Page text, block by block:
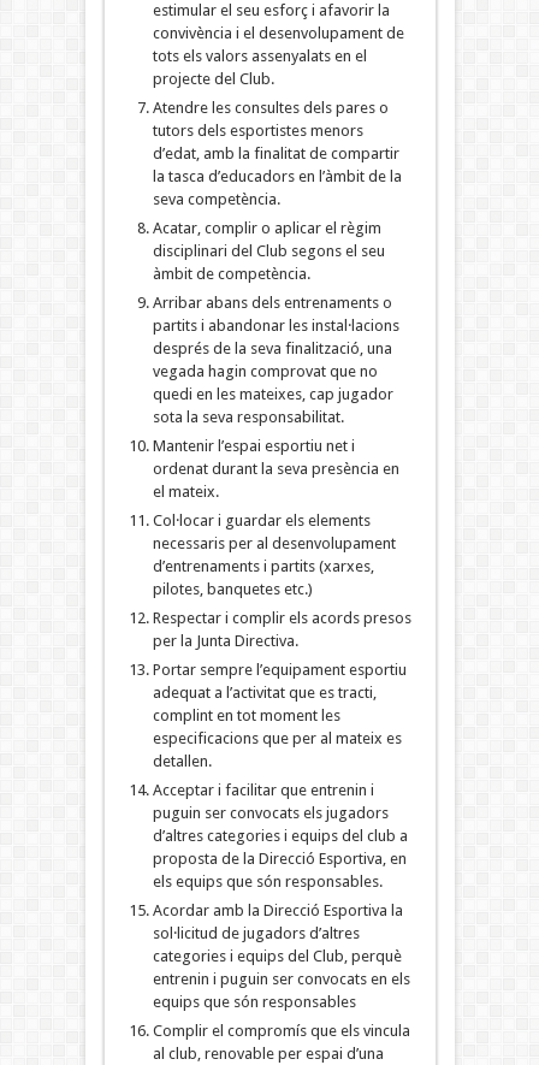
estimular el seu esforç i afavorir la
convivència i el desenvolupament de
tots els valors assenyalats en el
projecte del Club.
Atendre les consultes dels pares o
tutors dels esportistes menors
d’edat, amb la finalitat de compartir
la tasca d’educadors en l’àmbit de la
seva competència.
Acatar, complir o aplicar el règim
disciplinari del Club segons el seu
àmbit de competència.
Arribar abans dels entrenaments o
partits i abandonar les instal·lacions
després de la seva finalització, una
vegada hagin comprovat que no
quedi en les mateixes, cap jugador
sota la seva responsabilitat.
Mantenir l’espai esportiu net i
ordenat durant la seva presència en
el mateix.
Col·locar i guardar els elements
necessaris per al desenvolupament
d’entrenaments i partits (xarxes,
pilotes, banquetes etc.)
Respectar i complir els acords presos
per la Junta Directiva.
Portar sempre l’equipament esportiu
adequat a l’activitat que es tracti,
complint en tot moment les
especificacions que per al mateix es
detallen.
Acceptar i facilitar que entrenin i
puguin ser convocats els jugadors
d’altres categories i equips del club a
proposta de la Direcció Esportiva, en
els equips que són responsables.
Acordar amb la Direcció Esportiva la
sol·licitud de jugadors d’altres
categories i equips del Club, perquè
entrenin i puguin ser convocats en els
equips que són responsables
Complir el compromís que els vincula
al club, renovable per espai d’una